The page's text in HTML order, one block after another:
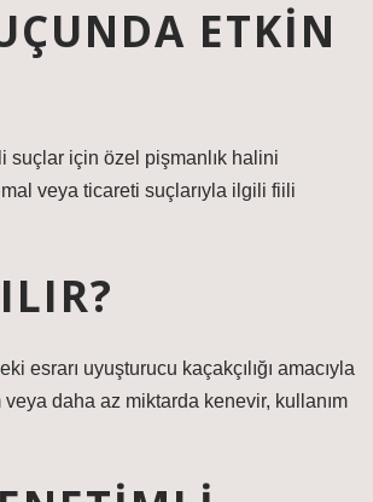
ETKIN
suçlar için özel pişmanlık halini
veya ticareti suçlarıyla ilgili fiili
esrarı uyuşturucu kaçakçılığı amacıyla
daha az miktarda kenevir, kullanım